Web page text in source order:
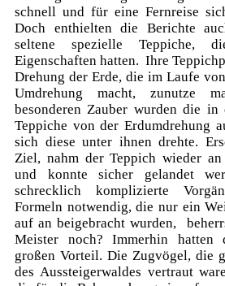
schnell und für eine Fernreise
Doch enthielten die Berichte
seltene spezielle Teppiche,
Eigenschaften hatten. Ihre
Drehung der Erde, die im Laufe
Umdrehung macht, zunutze
besonderen Zauber wurden die in
Teppiche von der Erdumdrehung
sich diese unter ihnen drehte.
Ziel, nahm der Teppich wieder
und konnte sicher gelandet
schrecklich komplizierte
Formeln notwendig, die nur ein
auf an beigebracht wurden,
Meister noch? Immerhin hatten
großen Vorteil. Die Zugvögel, die
des Aussteigerwaldes vertraut